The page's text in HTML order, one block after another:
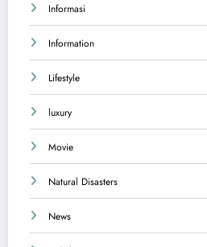
Informasi
Information
Lifestyle
luxury
Movie
Natural Disasters
News